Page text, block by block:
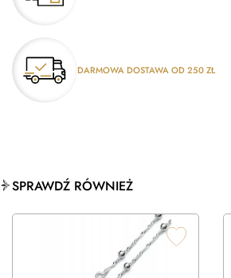
DARMOWA DOSTAWA OD 250 ZŁ
SPRAWDŹ RÓWNIEŻ